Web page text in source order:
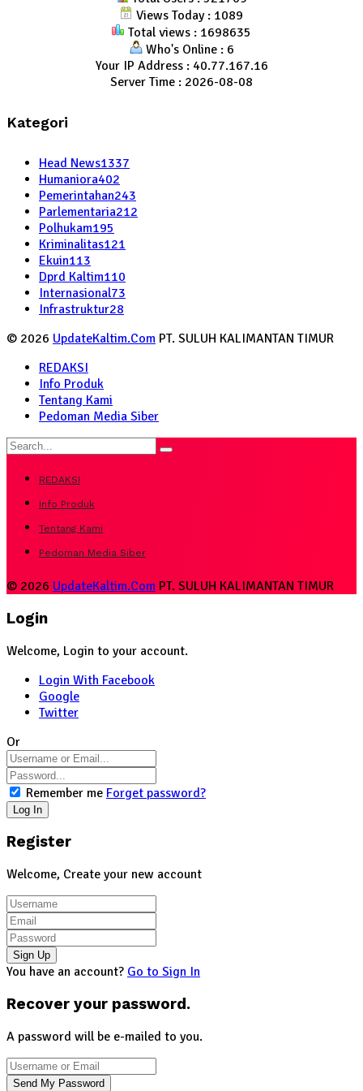
Views Today : 1089
Total views : 1698635
Who's Online : 6
Your IP Address : 40.77.167.16
Server Time : 2026-08-08
Kategori
Head News1337
Humaniora402
Pemerintahan243
Parlementaria212
Polhukam195
Kriminalitas121
Ekuin113
Dprd Kaltim110
Internasional73
Infrastruktur28
© 2026 UpdateKaltim.Com PT. SULUH KALIMANTAN TIMUR
REDAKSI
Info Produk
Tentang Kami
Pedoman Media Siber
REDAKSI
Info Produk
Tentang Kami
Pedoman Media Siber
© 2026 UpdateKaltim.Com PT. SULUH KALIMANTAN TIMUR
Login
Welcome, Login to your account.
Login With Facebook
Google
Twitter
Or
Remember me Forget password?
Register
Welcome, Create your new account
You have an account? Go to Sign In
Recover your password.
A password will be e-mailed to you.